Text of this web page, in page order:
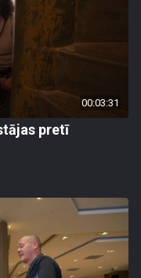
00:03:31
pretī